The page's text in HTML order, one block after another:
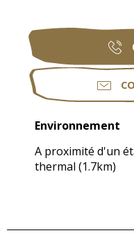
Environnement
Environnement
A proximité d'un
thermal (1.7km)